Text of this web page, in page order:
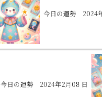
今日の運勢 2024
今日の運勢 2024年2月08 日